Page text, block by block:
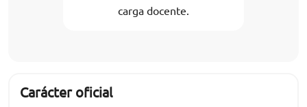
carga docente.
Carácter oficial